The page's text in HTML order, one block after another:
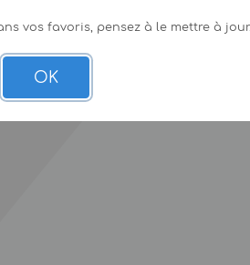
vos favoris, pensez à le mettre à
OK